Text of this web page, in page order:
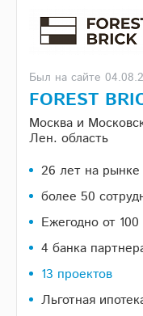
Был на сайте
FOREST
Москва и
Лен. область
26 лет на рынке
более 50
Ежегодно от
4 банка
13 проектов
Льготная